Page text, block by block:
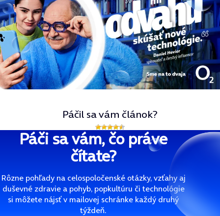
Páčil sa vám článok?
Páči sa vám, čo práve
čítate?
Rôzne pohľady na celospoločenské otázky, vzťahy aj
duševné zdravie a pohyb, popkultúru či technológie
si môžete nájsť v mailovej schránke každý druhý
týždeň.